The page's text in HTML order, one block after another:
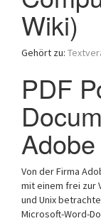
Wiki)
Gehört zu:
PDF
Adobe
Von der Firma
mit einem frei zur
und Unix
Microsoft-Word-